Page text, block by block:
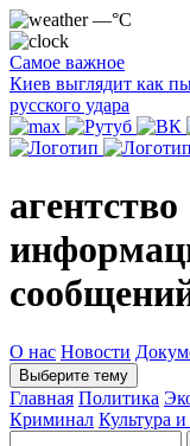
—°C
Самое важное
Киев выглядит как
русского удара
агентство
О нас Новости
Выберите тему
Главная Политика
Криминал Культура